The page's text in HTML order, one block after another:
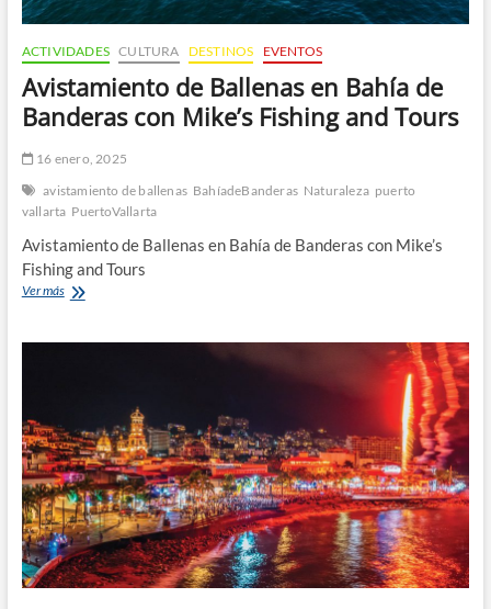
ACTIVIDADES CULTURA DESTINOS EVENTOS
Avistamiento de Ballenas en Bahía de
Banderas con Mike’s Fishing and Tours
16 enero, 2025
avistamiento de ballenas BahíadeBanderas Naturaleza puerto
vallarta PuertoVallarta
Avistamiento de Ballenas en Bahía de Banderas con Mike’s
Fishing and Tours
Ver másAvistamiento
con
Mike’s
Fishing
and
Tours